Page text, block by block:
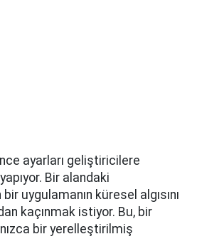
ayarları geliştiricilere
Bir alandaki
uygulamanın küresel algısını
kaçınmak istiyor. Bu, bir
bir yerelleştirilmiş